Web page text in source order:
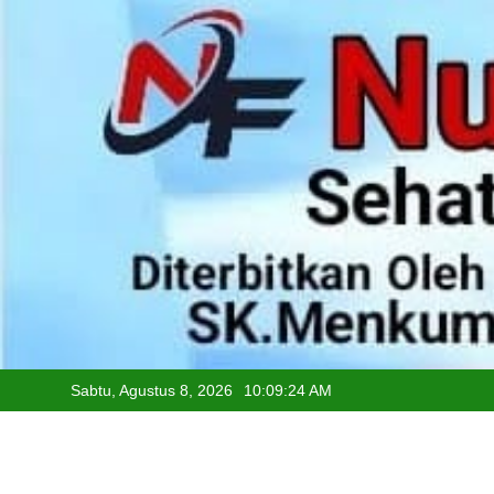
Sabtu, Agustus 8, 2026 10:09:25 AM